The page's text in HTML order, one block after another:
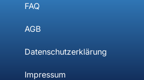
FAQ
AGB
Datenschutzerklärung
Impressum